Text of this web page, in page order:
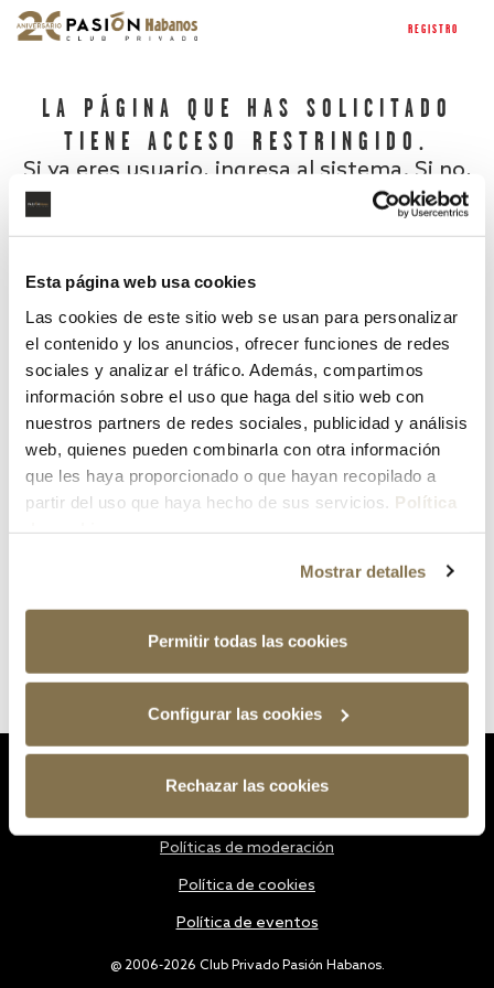
Esta página web usa cookies
Las cookies de este sitio web se usan para personalizar
el contenido y los anuncios, ofrecer funciones de redes
sociales y analizar el tráfico. Además, compartimos
información sobre el uso que haga del sitio web con
nuestros partners de redes sociales, publicidad y análisis
web, quienes pueden combinarla con otra información
que les haya proporcionado o que hayan recopilado a
partir del uso que haya hecho de sus servicios. Política
Mostrar detalles
Permitir todas las cookies
Configurar las cookies
Rechazar las cookies
REGISTRO
LA PÁGINA QUE HAS SOLICITADO
TIENE ACCESO RESTRINGIDO.
Si ya eres usuario, ingresa al sistema. Si no,
¿Has olvidado tu contraseña?
@ 2006-2026 Club Privado Pasión Habanos.
Políticas de moderación
Política de cookies
Política de eventos